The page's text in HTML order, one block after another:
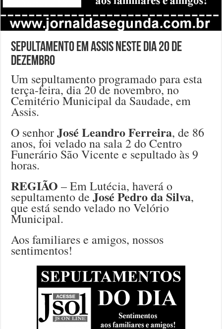
Sepultamento em Assis neste dia 20 de
dezembro
Um sepultamento programado para esta
terça-feira, dia 20 de novembro, no
Cemitério Municipal da Saudade, em
Assis.
O senhorJosé Leandro Ferreira, de 86
anos, foi velado na sala 2 do Centro
Funerário São Vicente e sepultado às 9
horas.
REGIÃO – Em Lutécia, haverá o
sepultamento de José Pedro da Silva,
que está sendo velado no Velório
Municipal.
Aos familiares e amigos, nossos
sentimentos!